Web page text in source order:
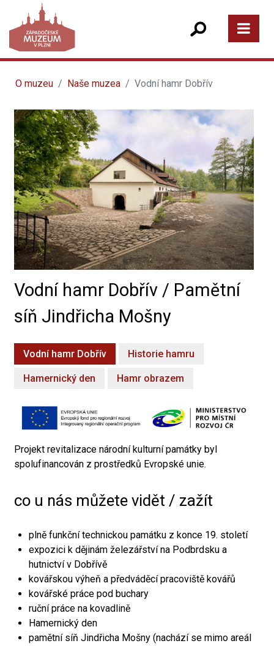
O muzeu Naše muzea Vodní hamr Dobřív
Vodní hamr Dobřív / Pamětní
síň Jindřicha Mošny
Vodní hamr Dobřív Historie hamru
Hamernický den Hamr obrazem
Projekt revitalizace národní kulturní památky byl
spolufinancován z prostředků Evropské unie.
co u nás můžete vidět / zažít
plně funkční technickou památku z konce 19. století
expozici k dějinám železářství na Podbrdsku a
hutnictví v Dobřívě
kovářskou výheň a předváděcí pracoviště kovářů
kovářské práce pod buchary
ruční práce na kovadlině
Hamernický den
pamětní síň Jindřicha Mošny (nachází se mimo areál